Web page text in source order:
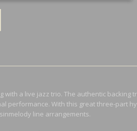
0,14 Kg
with a live jazz trio. The authentic backing
performance. With this great three-part
line arrangements.